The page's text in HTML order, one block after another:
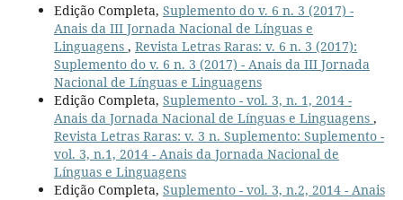
Edição Completa, Suplemento do v. 6 n. 3 (2017) -
Anais da III Jornada Nacional de Línguas e
Linguagens , Revista Letras Raras: v. 6 n. 3 (2017):
Suplemento do v. 6 n. 3 (2017) - Anais da III Jornada
Nacional de Línguas e Linguagens
Edição Completa, Suplemento - vol. 3, n. 1, 2014 -
Anais da Jornada Nacional de Línguas e Linguagens ,
Revista Letras Raras: v. 3 n. Suplemento: Suplemento -
vol. 3, n.1, 2014 - Anais da Jornada Nacional de
Línguas e Linguagens
Edição Completa, Suplemento - vol. 3, n.2, 2014 - Anais